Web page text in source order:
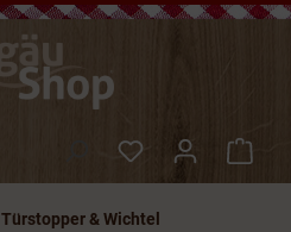
Türstopper & Wichtel